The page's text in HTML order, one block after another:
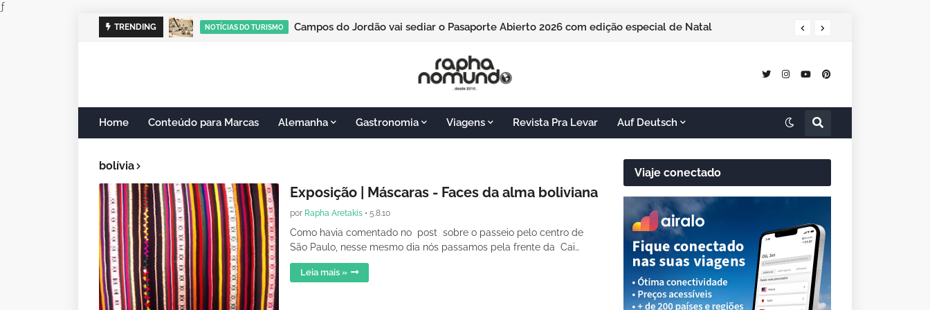
ƒ
TRENDING NOTÍCIAS DO TURISMO Campos do Jordão vai sediar o Pasaporte Abierto 2026 com edição especial de Natal
Home Conteúdo para Marcas Alemanha Gastronomia Viagens Revista Pra Levar Auf Deutsch
bolívia
Exposição | Máscaras - Faces da alma boliviana
por Rapha Aretakis • 5.8.10
Como havia comentado no post sobre o passeio pelo centro de
São Paulo, nesse mesmo dia nós passamos pela frente da Cai…
Leia mais »
Viaje conectado